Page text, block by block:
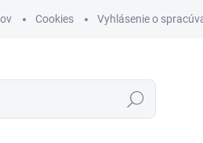
Cookies Vyhlásenie o
Hľadať